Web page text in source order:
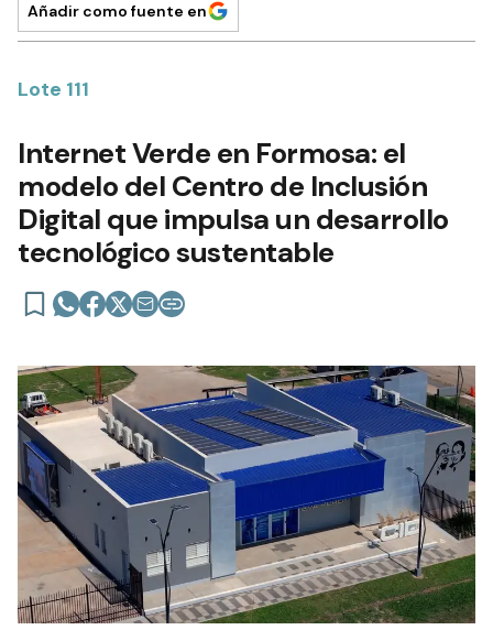
Añadir como fuente en
Lote 111
Internet Verde en Formosa: el
modelo del Centro de Inclusión
Digital que impulsa un desarrollo
tecnológico sustentable